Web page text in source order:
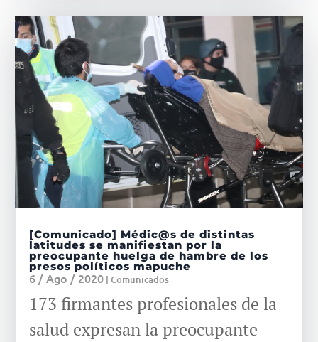
[Comunicado] Médic@s de distintas
latitudes se manifiestan por la
preocupante huelga de hambre de los
presos políticos mapuche
6 / Ago / 2020 |Comunicados
173 firmantes profesionales de la
salud expresan la preocupante